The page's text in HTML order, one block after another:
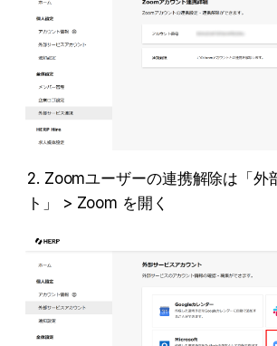
2. Zoomユーザーの連携解除は「外
ト」 > Zoom を開く